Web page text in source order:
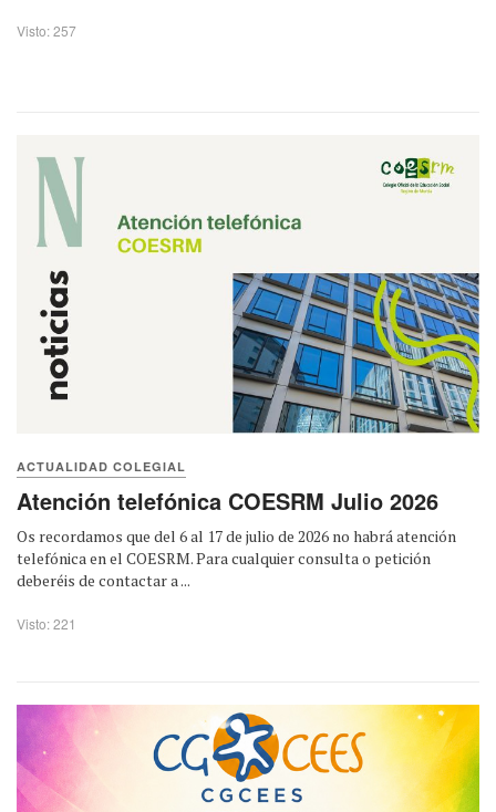
Visto: 257
ACTUALIDAD COLEGIAL
Atención telefónica COESRM Julio 2026
Os recordamos que del 6 al 17 de julio de 2026 no habrá atención
telefónica en el COESRM. Para cualquier consulta o petición
deberéis de contactar a ...
Visto: 221